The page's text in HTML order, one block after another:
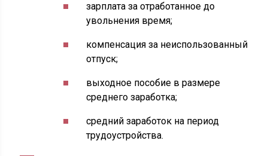
зарплата за отработанное до
увольнения время;
компенсация за неиспользованный
отпуск;
выходное пособие в размере
среднего заработка;
средний заработок на период
трудоустройства.